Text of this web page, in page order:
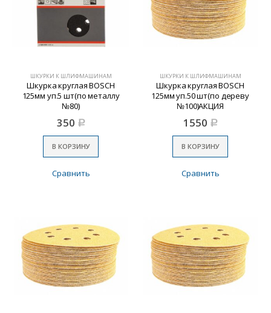
ШКУРКИ К ШЛИФМАШИНАМ
Шкурка круглая BOSCH
125мм уп.5 шт(по металлу
№80)
350 Р
В КОРЗИНУ
Сравнить
ШКУРКИ К ШЛИФМАШИНАМ
Шкурка круглая BOSCH
125мм уп.50 шт(по дереву
№100)АКЦИЯ
1550 Р
В КОРЗИНУ
Сравнить